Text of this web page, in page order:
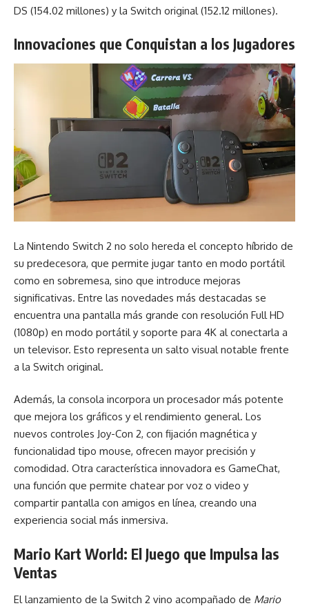
DS (154.02 millones) y la Switch original (152.12 millones).
Innovaciones que Conquistan a los Jugadores
La Nintendo Switch 2 no solo hereda el concepto híbrido de
su predecesora, que permite jugar tanto en modo portátil
como en sobremesa, sino que introduce mejoras
significativas. Entre las novedades más destacadas se
encuentra una pantalla más grande con resolución Full HD
(1080p) en modo portátil y soporte para 4K al conectarla a
un televisor. Esto representa un salto visual notable frente
a la Switch original.
Además, la consola incorpora un procesador más potente
que mejora los gráficos y el rendimiento general. Los
nuevos controles Joy-Con 2, con fijación magnética y
funcionalidad tipo mouse, ofrecen mayor precisión y
comodidad. Otra característica innovadora es GameChat,
una función que permite chatear por voz o video y
compartir pantalla con amigos en línea, creando una
experiencia social más inmersiva.
Mario Kart World: El Juego que Impulsa las
Ventas
El lanzamiento de la Switch 2 vino acompañado de Mario